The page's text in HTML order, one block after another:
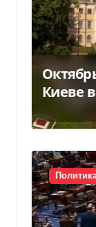
Киеве
суда —